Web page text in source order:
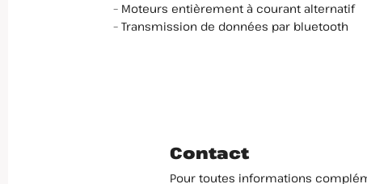
– Moteurs entièrement à courant alternatif
– Transmission de données par bluetooth
Contact
Pour toutes informations